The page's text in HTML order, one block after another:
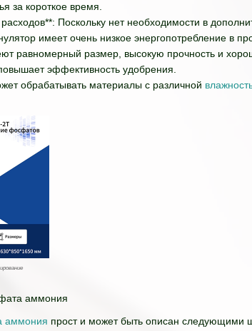
за короткое время.
Поскольку нет необходимости в
имеет очень низкое энергопотребление в
равномерный размер, высокую прочность и
эффективность удобрения.
обрабатывать материалы с различной
аммония
аммония прост и может быть описан следующими